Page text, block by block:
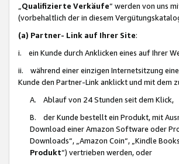
Qualifizierte Verkäufe“ werden von uns
(vorbehaltlich der in diesem
(a) Partner- Link auf Ihrer Site:
i. ein Kunde durch Anklicken eines auf Ihrer
ii. während einer einzigen Internetsitzung
Kunde den Partner-Link anklickt und mit dem
A. Ablauf von 24 Stunden seit dem Klick,
B. der Kunde bestellt ein Produkt, mit
Download einer Amazon Software oder
Downloads“, „Amazon Coin“, „Kindle
Produkt“) vertrieben werden, oder